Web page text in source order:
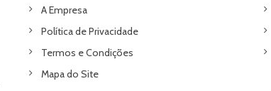
A Empresa
Política de Privacidade
Termos e Condições
Mapa do Site